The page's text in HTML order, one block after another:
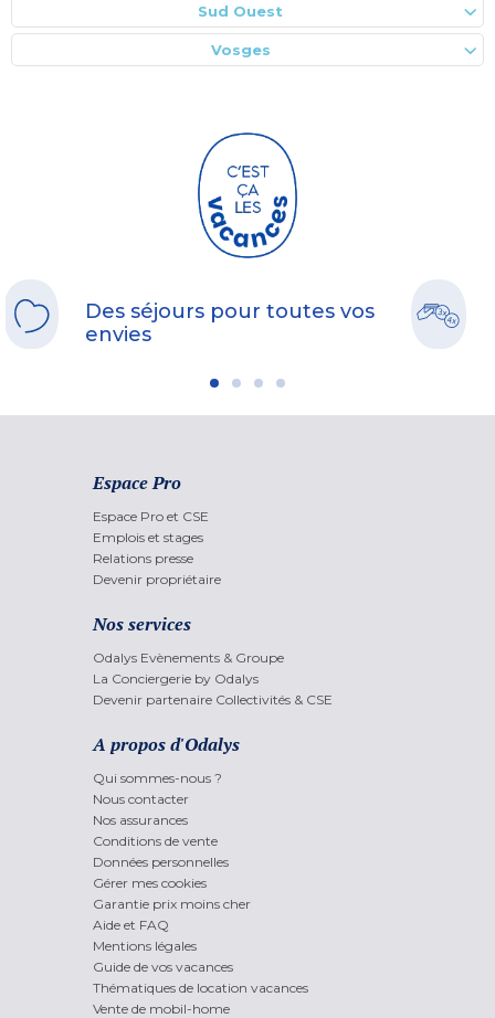
Sud Ouest
Vosges
Des séjours pour toutes vos
envies
Espace Pro
Espace Pro et CSE
Emplois et stages
Relations presse
Devenir propriétaire
Nos services
Odalys Evènements & Groupe
La Conciergerie by Odalys
Devenir partenaire Collectivités & CSE
A propos d'Odalys
Qui sommes-nous ?
Nous contacter
Nos assurances
Conditions de vente
Données personnelles
Gérer mes cookies
Garantie prix moins cher
Aide et FAQ
Mentions légales
Guide de vos vacances
Thématiques de location vacances
Vente de mobil-home